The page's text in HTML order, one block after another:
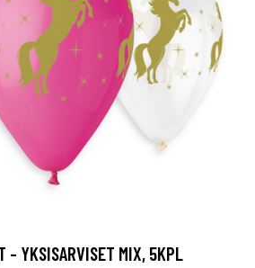
- YKSISARVISET MIX, 5KPL